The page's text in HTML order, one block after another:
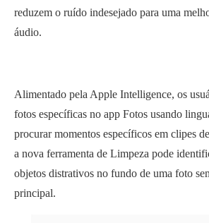
reduzem o ruído indesejado para uma
áudio.
Alimentado pela Apple Intelligence, os
fotos específicas no app Fotos usando
procurar momentos específicos em clipes
a nova ferramenta de Limpeza pode
objetos distrativos no fundo de uma foto
principal.